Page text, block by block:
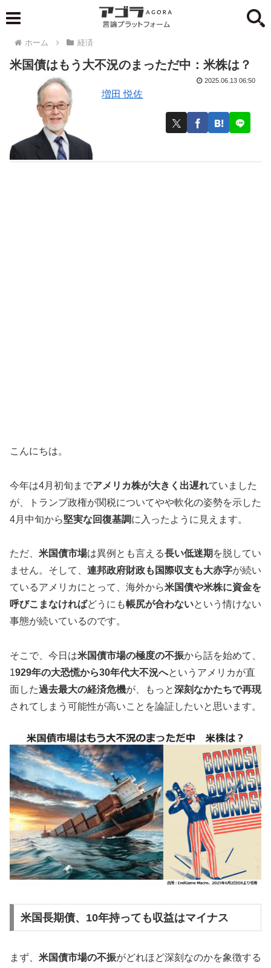
ホーム 経済
米国債はもう大不況のまっただ中：米株は？
増田 悦佐
2025.06.13 06:50
こんにちは。
今年は4月初旬までアメリカ株が大きく出遅れていました
が、トランプ政権が関税についてやや軟化の姿勢を示した
4月中旬から堅実な回復基調に入ったように見えます。
ただ、 米国債市場は異例とも言える長い低迷期 を脱してい
ません。そして、 連邦政府財政も国際収支も大赤字が続い
ているアメリカにとって、海外から米国債や米株に資金を
呼びこまなければどうにも帳尻が合わないという情けない
事態が続いているのです。
そこで、今日は米国債市場の極度の不振から話を始めて、
1929年の大恐慌から30年代大不況へというアメリカが直
面した過去最大の経済危機が、もっと深刻なかたちで再現
されてしまう可能性が高いことを論証したいと思います。
米国長期債、10年持っても収益はマイナス
まず、 米国債市場の不振がどれほど深刻なのかを象徴する